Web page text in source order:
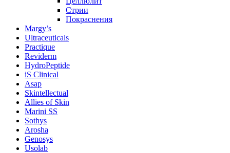
Стрии
Покраснения
Margy’s
Ultraceuticals
Practique
Reviderm
HydroPeptide
iS Clinical
Asap
Skintellectual
Allies of Skin
Marini SS
Sothys
Arosha
Genosys
Usolab